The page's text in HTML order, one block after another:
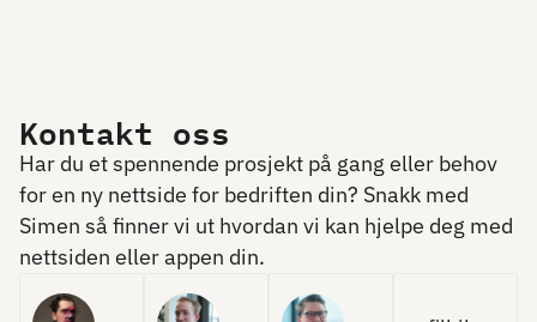
Kontakt oss
Har du et spennende prosjekt på gang eller behov
for en ny nettside for bedriften din? Snakk med
Simen så finner vi ut hvordan vi kan hjelpe deg med
nettsiden eller appen din.